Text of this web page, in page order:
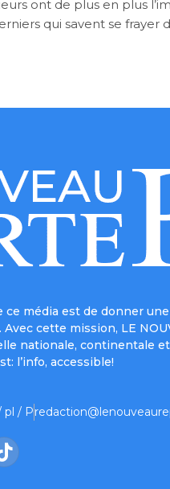
ont de plus en plus
qui savent se frayer
ce média est de donner
cette mission, LE
nationale, continentale
l’info, accessible!
pl / P
TikTok